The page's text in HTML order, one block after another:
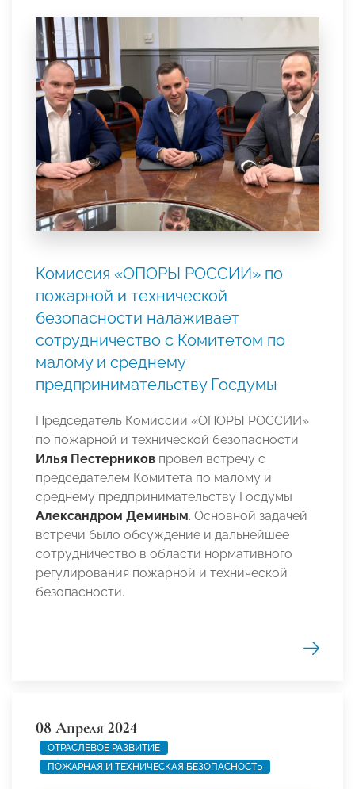
Комиссия «ОПОРЫ РОССИИ» по
пожарной и технической
безопасности налаживает
сотрудничество с Комитетом по
малому и среднему
предпринимательству Госдумы
Председатель Комиссии «ОПОРЫ РОССИИ»
по пожарной и технической безопасности
Илья Пестерников провел встречу с
председателем Комитета по малому и
среднему предпринимательству Госдумы
Александром Деминым. Основной задачей
встречи было обсуждение и дальнейшее
сотрудничество в области нормативного
регулирования пожарной и технической
безопасности.
08 Апреля 2024
ОТРАСЛЕВОЕ РАЗВИТИЕ
ПОЖАРНАЯ И ТЕХНИЧЕСКАЯ БЕЗОПАСНОСТЬ